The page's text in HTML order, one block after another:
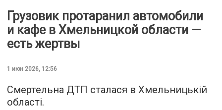
Грузовик протаранил автомобили
и кафе в Хмельницкой области —
есть жертвы
1 июн 2026, 12:56
Смертельна ДТП сталася в Хмельницькій
області.